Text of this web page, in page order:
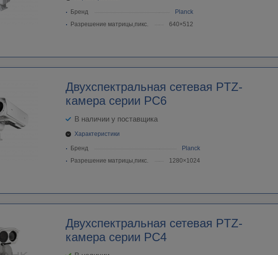
Бренд
Planck
Разрешение матрицы,пикс.
640×512
Двухспектральная cетевая PTZ-
камера серии PC6
В наличии у поставщика
Характеристики
Бренд
Planck
Разрешение матрицы,пикс.
1280×1024
Двухспектральная cетевая PTZ-
камера серии PC4